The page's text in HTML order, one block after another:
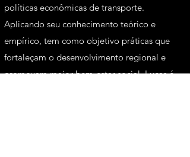
políticas econômicas de transporte.
Aplicando seu conhecimento teórico e
empírico, tem como objetivo práticas que
fortaleçam o desenvolvimento regional e
promovam maior bem-estar social. Lucas é